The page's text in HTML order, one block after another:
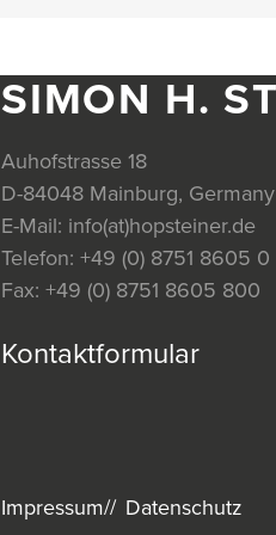
SIMON H.
Auhofstrasse 18
D-84048 Mainburg, Germany
E-Mail: info(at)hopsteiner.de
Telefon: +49 (0) 8751 8605 0
Fax: +49 (0) 8751 8605 800
Kontaktformular
Impressum Datenschutz